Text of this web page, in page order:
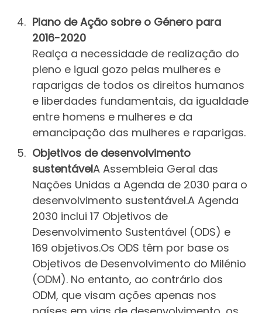
Plano de Ação sobre o Género para
2016-2020
Realça a necessidade de realização do
pleno e igual gozo pelas mulheres e
raparigas de todos os direitos humanos
e liberdades fundamentais, da igualdade
entre homens e mulheres e da
emancipação das mulheres e raparigas.
Objetivos de desenvolvimento
sustentávelA Assembleia Geral das
Nações Unidas a Agenda de 2030 para o
desenvolvimento sustentável.A Agenda
2030 inclui 17 Objetivos de
Desenvolvimento Sustentável (ODS) e
169 objetivos.Os ODS têm por base os
Objetivos de Desenvolvimento do Milénio
(ODM). No entanto, ao contrário dos
ODM, que visam ações apenas nos